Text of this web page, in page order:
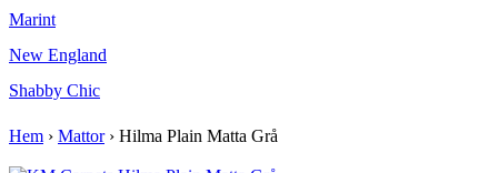
Marint
New England
Shabby Chic
Hem › Mattor› Hilma Plain Matta Grå